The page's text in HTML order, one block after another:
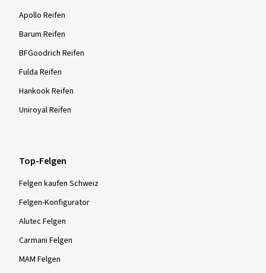
Apollo Reifen
Barum Reifen
BFGoodrich Reifen
Fulda Reifen
Hankook Reifen
Uniroyal Reifen
Top-Felgen
Felgen kaufen Schweiz
Felgen-Konfigurator
Alutec Felgen
Carmani Felgen
MAM Felgen